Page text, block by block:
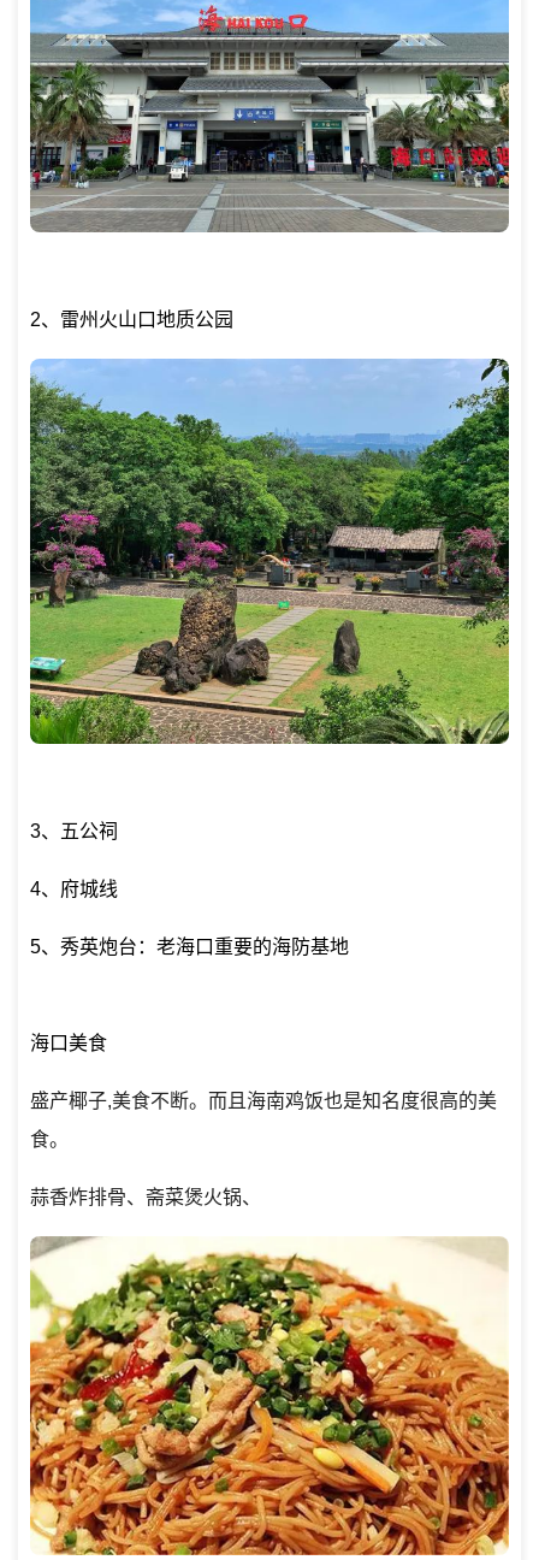
2、雷州火山口地质公园
3、五公祠
4、府城线
5、秀英炮台：老海口重要的海防基地
海口美食
盛产椰子,美食不断。而且海南鸡饭也是知名度很高的美
食。
蒜香炸排骨、斋菜煲火锅、